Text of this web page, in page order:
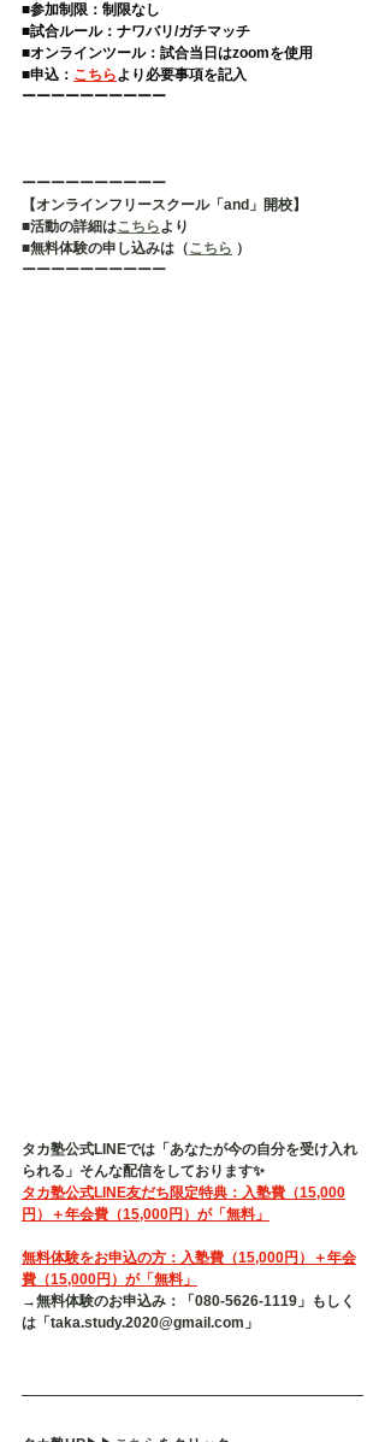
■参加制限：制限なし
■試合ルール：ナワバリ/ガチマッチ
■オンラインツール：試合当日はzoomを使用
■申込： こちらより必要事項を記入
ーーーーーーーーーー
ーーーーーーーーーー
【オンラインフリースクール「and」開校】
■活動の詳細はこちらより
■無料体験の申し込みは（こちら ）
ーーーーーーーーーー
タカ塾公式LINEでは「あなたが今の自分を受け入れ
られる」そんな配信をしております✨
タカ塾公式LINE友だち限定特典：入塾費（15,000
円）＋年会費（15,000円）が「無料」
無料体験をお申込の方：入塾費（15,000円）＋年会
費（15,000円）が「無料」
→無料体験のお申込み：「080-5626-1119」もしく
は「taka.study.2020@gmail.com」